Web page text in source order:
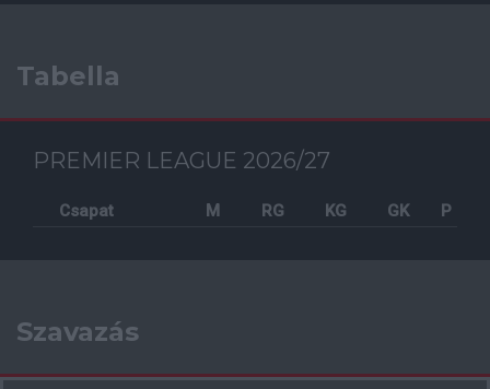
Tabella
PREMIER LEAGUE 2026/27
Csapat M RG KG GK P
Szavazás